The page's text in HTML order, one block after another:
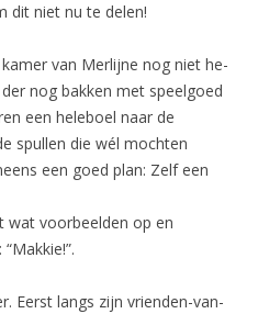
dit niet nu te delen!
van Merlijne nog niet he-
nog bakken met speelgoed
een heleboel naar de
spullen die wél mochten
een goed plan: Zelf een
wat voorbeelden op en
Eerst langs zijn vrienden-van-